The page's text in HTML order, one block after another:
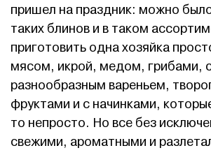
пришел на праздник: можно
таких блинов и в таком
приготовить одна хозяйка
мясом, икрой, медом, грибами,
разнообразным вареньем,
фруктами и с начинками,
то непросто. Но все без
свежими, ароматными и